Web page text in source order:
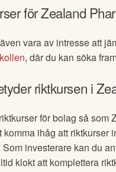
förZealand
vara av intresse att
, där du kan söka
riktkursen i
för bolag så som
komma ihåg att riktkurser
Som investerare kan du
klokt att komplettera